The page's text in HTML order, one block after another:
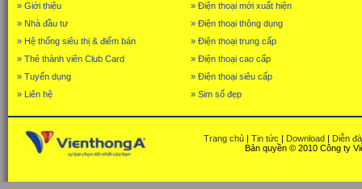
» Giới thiệu
» Nhà đầu tư
» Hệ thống siêu thị & điểm bán
» Thẻ thành viên Club Card
» Tuyển dụng
» Liên hệ
» Điện thoại mới xuất hiện
» Điện thoại thông dụng
» Điện thoại trung cấp
» Điện thoại cao cấp
» Điện thoại siêu cấp
» Sim số đẹp
Trang chủ | Tin tức | Download | Diễn
Bản quyền © 2010 Công ty